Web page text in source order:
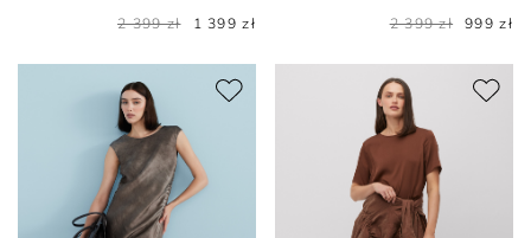
2 399 zł
1 399 zł
2 399 zł
999 zł